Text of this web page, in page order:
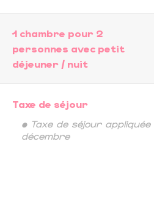
1 chambre pour 2
personnes avec petit
déjeuner / nuit
Taxe de séjour
• Taxe de séjour
décembre